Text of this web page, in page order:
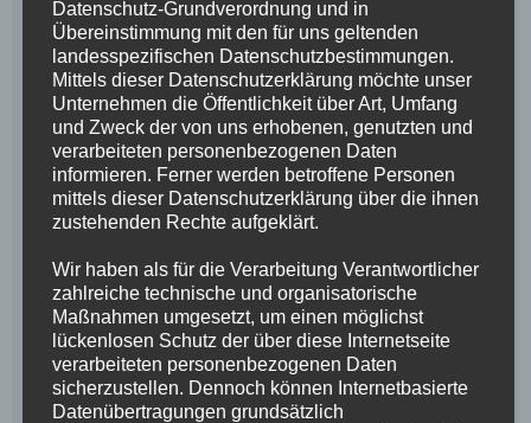
Datenschutz-Grundverordnung und in
Übereinstimmung mit den für uns geltenden
landesspezifischen Datenschutzbestimmungen.
Mittels dieser Datenschutzerklärung möchte unser
Unternehmen die Öffentlichkeit über Art, Umfang
und Zweck der von uns erhobenen, genutzten und
verarbeiteten personenbezogenen Daten
informieren. Ferner werden betroffene Personen
mittels dieser Datenschutzerklärung über die ihnen
zustehenden Rechte aufgeklärt.
Wir haben als für die Verarbeitung Verantwortlicher
zahlreiche technische und organisatorische
Maßnahmen umgesetzt, um einen möglichst
lückenlosen Schutz der über diese Internetseite
verarbeiteten personenbezogenen Daten
sicherzustellen. Dennoch können Internetbasierte
Datenübertragungen grundsätzlich